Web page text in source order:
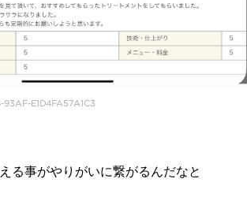
E1D4FA57A1C3
る事がやりがいに繋がるんだなと